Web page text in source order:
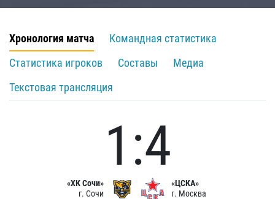
Хронология матча
Командная статистика
Статистика игроков
Составы
Медиа
Текстовая трансляция
«ХК Сочи»
г. Сочи
1:4
«ЦСКА»
г. Москва